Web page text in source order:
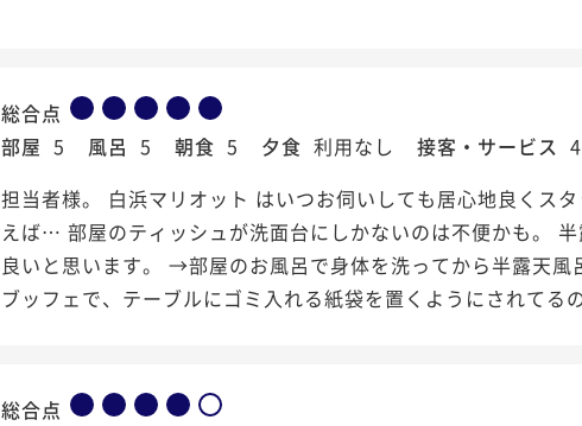
総合点
部屋 5 風呂 5 朝食 5 夕食 利用なし 接客・サービス 4
担当者様。 白浜マリオット はいつお伺いしても居心地良くス
えば… 部屋のティッシュが洗面台にしかないのは不便かも。
良いと思います。 →部屋のお風呂で身体を洗ってから半露天
ブッフェで、テーブルにゴミ入れる紙袋を置くようにされてる
総合点